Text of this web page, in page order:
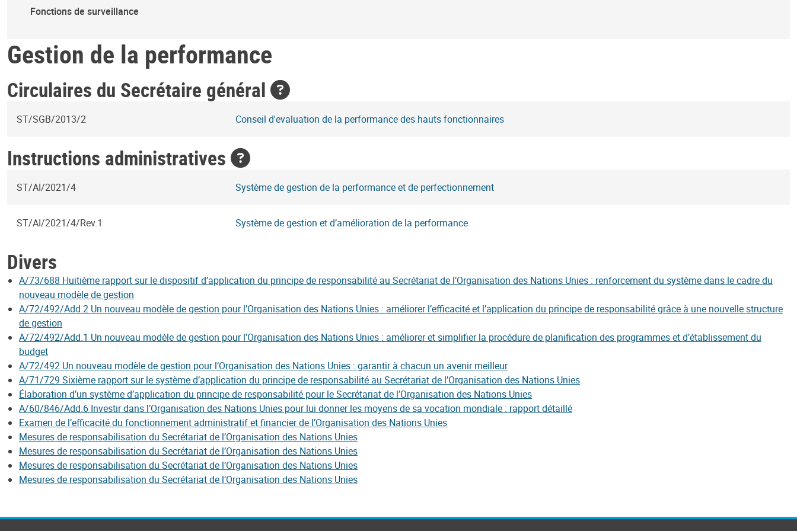
Fonctions de surveillance
Gestion de la performance
Circulaires du Secrétaire général
ST/SGB/2013/2 Conseil d'evaluation de la performance des hauts fonctionnaires
Instructions administratives
ST/AI/2021/4 Système de gestion de la performance et de perfectionnement
ST/AI/2021/4/Rev.1 Système de gestion et d’amélioration de la performance
Divers
A/73/688 Huitième rapport sur le dispositif d’application du principe de responsabilité au Secrétariat de l’Organisation des Nations Unies : renforcement du système dans le cadre du
nouveau modèle de gestion
A/72/492/Add.2 Un nouveau modèle de gestion pour l’Organisation des Nations Unies : améliorer l’efficacité et l’application du principe de responsabilité grâce à une nouvelle structure
de gestion
A/72/492/Add.1 Un nouveau modèle de gestion pour l’Organisation des Nations Unies : améliorer et simplifier la procédure de planification des programmes et d’établissement du
budget
A/72/492 Un nouveau modèle de gestion pour l’Organisation des Nations Unies : garantir à chacun un avenir meilleur
A/71/729 Sixième rapport sur le système d’application du principe de responsabilité au Secrétariat de l’Organisation des Nations Unies
Élaboration d’un système d’application du principe de responsabilité pour le Secrétariat de l’Organisation des Nations Unies
A/60/846/Add.6 Investir dans l’Organisation des Nations Unies pour lui donner les moyens de sa vocation mondiale : rapport détaillé
Examen de l’efficacité du fonctionnement administratif et financier de l’Organisation des Nations Unies
Mesures de responsabilisation du Secrétariat de l’Organisation des Nations Unies
Mesures de responsabilisation du Secrétariat de l’Organisation des Nations Unies
Mesures de responsabilisation du Secrétariat de l’Organisation des Nations Unies
Mesures de responsabilisation du Secrétariat de l’Organisation des Nations Unies